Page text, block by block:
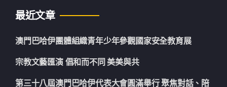
最近文章
澳門巴哈伊團體組織青年少年參觀國家安全教育展
宗教文藝匯演 倡和而不同 美美與共
第三十八屆澳門巴哈伊代表大會圓滿舉行 聚焦對話、陪